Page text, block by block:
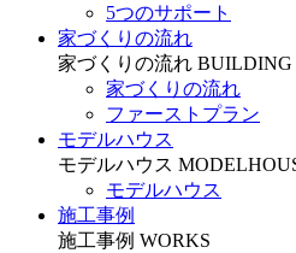
5つのサポート
家づくりの流れ
家づくりの流れ BUILDING
家づくりの流れ
ファーストプラン
モデルハウス
モデルハウス
モデルハウス
施工事例
施工事例 WORKS